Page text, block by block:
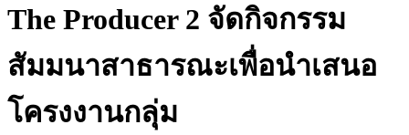
The Producer 2 จัดกิจกรรม
สัมมนาสาธารณะเพื่อนำเสนอ
โครงงานกลุ่ม